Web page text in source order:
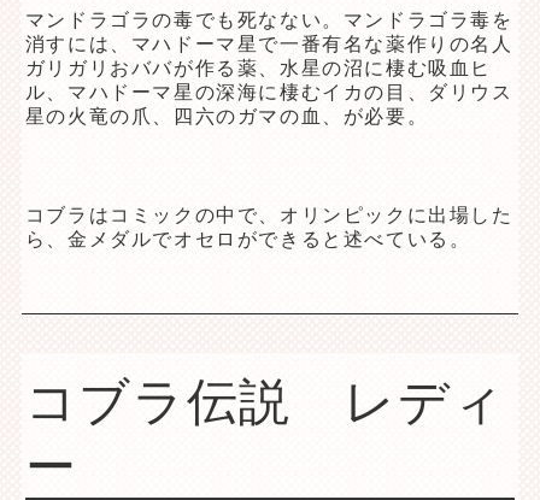
マンドラゴラの毒でも死なない。マンドラゴラ毒を
消すには、マハドーマ星で一番有名な薬作りの名人
ガリガリおババが作る薬、水星の沼に棲む吸血ヒ
ル、マハドーマ星の深海に棲むイカの目、ダリウス
星の火竜の爪、四六のガマの血、が必要。
コブラはコミックの中で、オリンピックに出場した
ら、金メダルでオセロができると述べている。
コブラ伝説 レディ
ー